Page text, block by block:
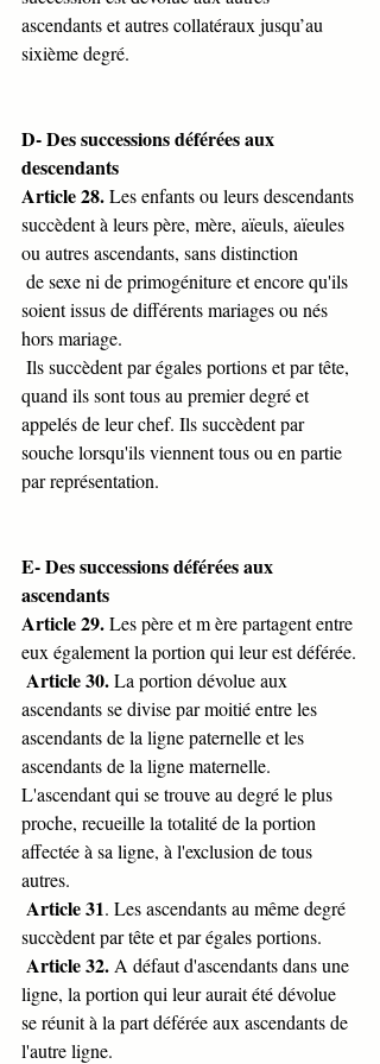
ascendants et autres collatéraux jusqu’au
sixième degré.
D- Des successions déférées aux
descendants
Article 28. Les enfants ou leurs descendants
succèdent à leurs père, mère, aïeuls, aïeules
ou autres ascendants, sans distinction
soient issus de différents mariages ou nés
hors mariage.
quand ils sont tous au premier degré et
appelés de leur chef. Ils succèdent par
souche lorsqu'ils viennent tous ou en partie
par représentation.
E- Des successions déférées aux
ascendants
Article 29. Les père et m ère partagent entre
eux également la portion qui leur est déférée.
Article 30. La portion dévolue aux
ascendants se divise par moitié entre les
ascendants de la ligne paternelle et les
ascendants de la ligne maternelle.
L'ascendant qui se trouve au degré le plus
proche, recueille la totalité de la portion
affectée à sa ligne, à l'exclusion de tous
autres.
Article 31. Les ascendants au même degré
succèdent par tête et par égales portions.
Article 32. A défaut d'ascendants dans une
ligne, la portion qui leur aurait été dévolue
se réunit à la part déférée aux ascendants de
l'autre ligne.